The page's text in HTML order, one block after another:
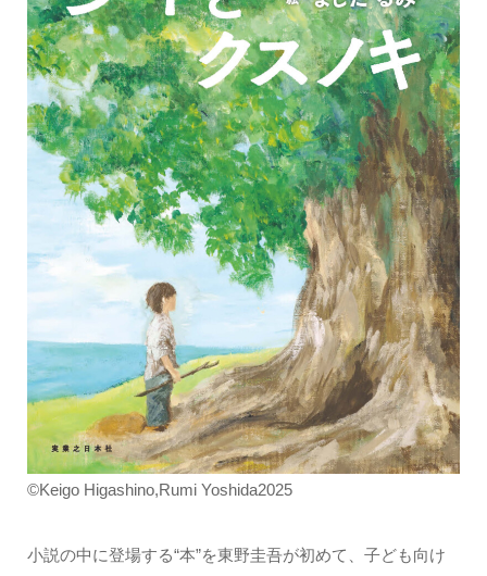
©Keigo Higashino,Rumi Yoshida2025
小説の中に登場する“本”を東野圭吾が初めて、子ども向け